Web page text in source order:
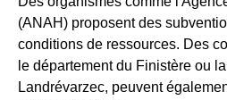
(ANAH) proposent des
conditions de ressources. Des
le département du Finistère ou
Landrévarzec, peuvent